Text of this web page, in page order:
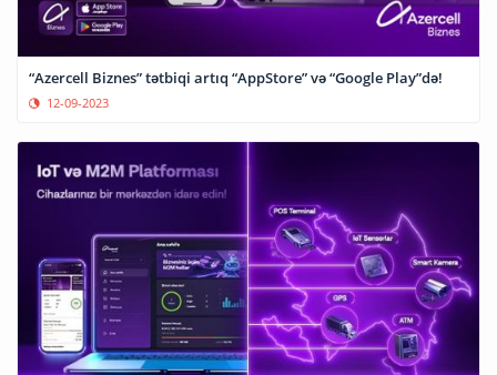
“Azercell Biznes” tətbiqi artıq “AppStore” və “Google Play”də!
12-09-2023